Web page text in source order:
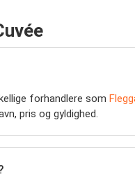
forhandlere som
pris og gyldighed.